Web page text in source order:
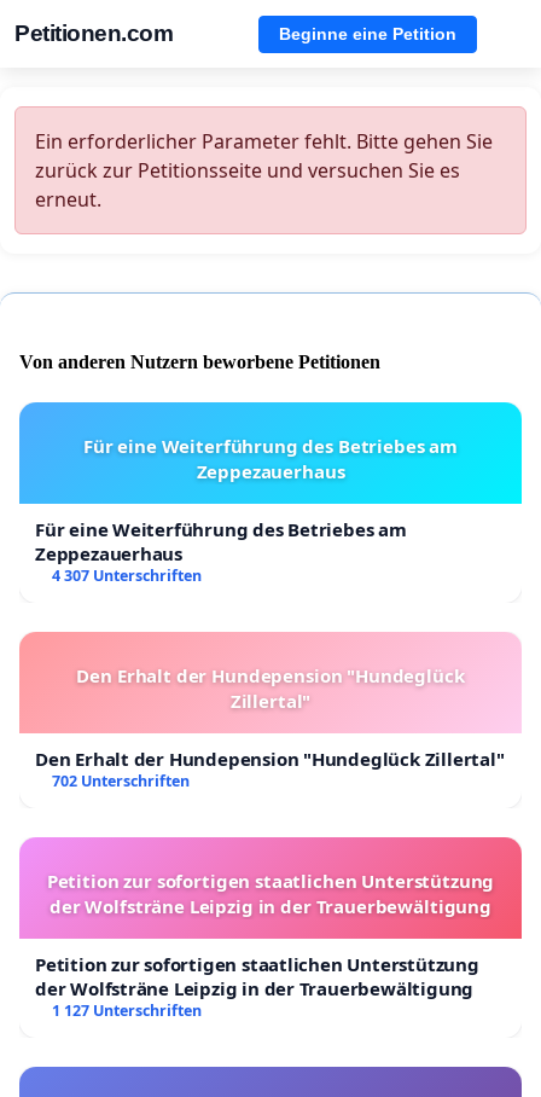
Petitionen.com Beginne eine Petition
Ein erforderlicher Parameter fehlt. Bitte gehen Sie
zurück zur Petitionsseite und versuchen Sie es
erneut.
Von anderen Nutzern beworbene Petitionen
Für eine Weiterführung des Betriebes am
Zeppezauerhaus
Für eine Weiterführung des Betriebes am
Zeppezauerhaus
4 307 Unterschriften
Den Erhalt der Hundepension "Hundeglück
Zillertal"
Den Erhalt der Hundepension "Hundeglück Zillertal"
702 Unterschriften
Petition zur sofortigen staatlichen Unterstützung
der Wolfsträne Leipzig in der Trauerbewältigung
Petition zur sofortigen staatlichen Unterstützung
der Wolfsträne Leipzig in der Trauerbewältigung
1 127 Unterschriften